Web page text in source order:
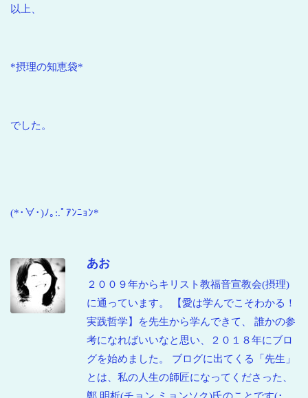
以上、
*摂理の知恵袋*
でした。
(*･∀･)ﾉ｡:.ﾟｱﾝﾆｮﾝ*
あお
２００９年からキリスト教福音宣教会(摂理)
に通っています。 【愛は学んでこそわかる！
実践哲学】を先生から学んできて、 誰かの参
考になればいいなと思い、２０１８年にブロ
グを始めました。 ブログに出てくる「先生」
とは、私の人生の師匠になってくださった、